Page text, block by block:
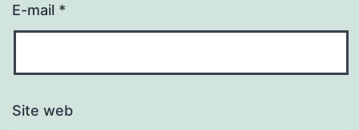
E-mail *
Site web